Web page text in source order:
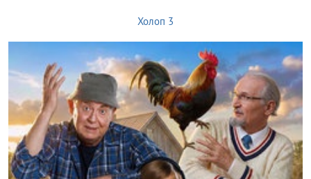
Холоп 3